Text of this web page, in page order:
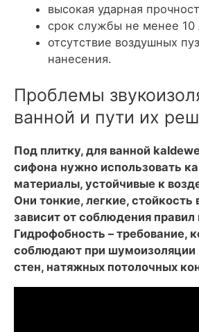
высокая ударная
срок службы не менее 10
отсутствие воздушных
нанесения.
Проблемы
ванной и пути их
Под плитку, для ванной
сифона нужно использовать
материалы, устойчивые к
Они тонкие, легкие, стойкость
зависит от соблюдения правил
Гидрофобность – требование,
соблюдают при шумоизоляции
стен, натяжных потолочных